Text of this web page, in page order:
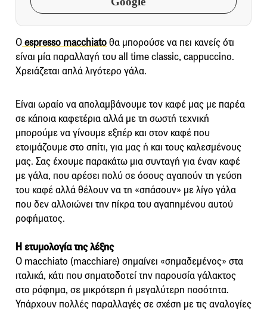
Οespresso macchiatoθα μπορούσε να πει κανείς ότι
είναι μία παραλλαγή του all time classic, cappuccino.
Χρειάζεται απλά λιγότερο γάλα.
Είναι ωραίο να απολαμβάνουμε τον καφέ μας με παρέα
σε κάποια καφετέρια αλλά με τη σωστή τεχνική
μπορούμε να γίνουμε εξπέρ και στον καφέ που
ετοιμάζουμε στο σπίτι, για μας ή και τους καλεσμένους
μας. Σας έχουμε παρακάτω μια συνταγή για έναν καφέ
με γάλα, που αρέσει πολύ σε όσους αγαπούν τη γεύση
του καφέ αλλά θέλουν να τη «σπάσουν» με λίγο γάλα
που δεν αλλοιώνει την πίκρα του αγαπημένου αυτού
ροφήματος.
Η ετυμολογία της λέξης
Ο macchiato (macchiare) σημαίνει «σημαδεμένος» στα
ιταλικά, κάτι που σηματοδοτεί την παρουσία γάλακτος
στο ρόφημα, σε μικρότερη ή μεγαλύτερη ποσότητα.
Υπάρχουν πολλές παραλλαγές σε σχέση με τις αναλογίες